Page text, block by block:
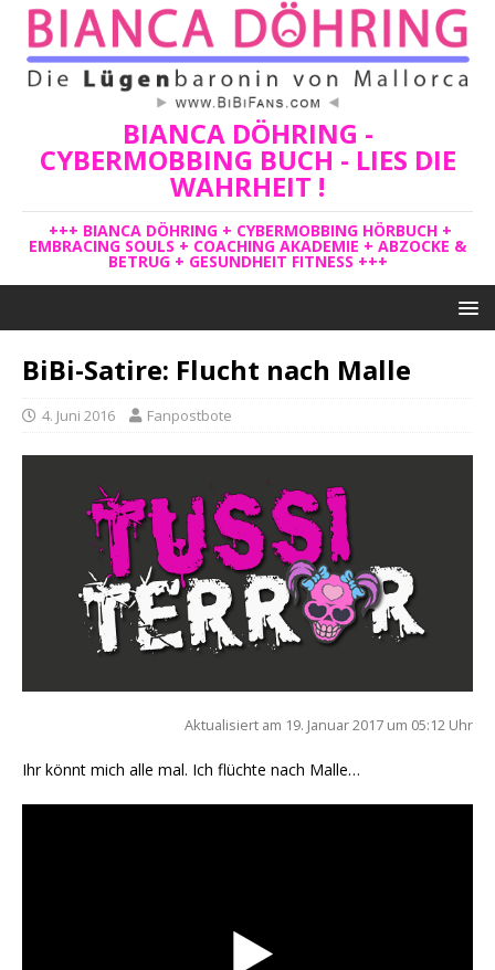
BIANCA DÖHRING -
CYBERMOBBING BUCH - LIES DIE
WAHRHEIT !
+++ BIANCA DÖHRING + CYBERMOBBING HÖRBUCH +
EMBRACING SOULS + COACHING AKADEMIE + ABZOCKE &
BETRUG + GESUNDHEIT FITNESS +++
BiBi-Satire: Flucht nach Malle
4. Juni 2016 Fanpostbote
Aktua­li­siert am 19. Janu­ar 2017 um 05:12 Uhr
Ihr könnt mich alle mal. Ich flüch­te nach Malle…